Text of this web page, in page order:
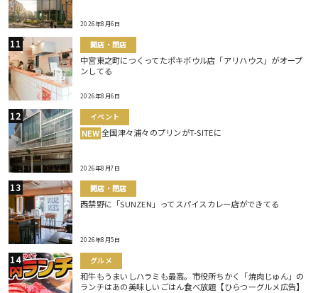
2026年8月6日
開店・閉店
中宮東之町につくってたポキボウル店「アリハウス」がオープ
ンしてる
2026年8月6日
イベント
NEW 全国津々浦々のプリンがT-SITEに
2026年8月7日
開店・閉店
西禁野に「SUNZEN」ってスパイスカレー店ができてる
2026年8月5日
グルメ
和牛もうまいしハラミも最高。市役所ちかく「焼肉じゅん」の
ランチはあの美味しいごはん食べ放題【ひらつーグルメ広告】